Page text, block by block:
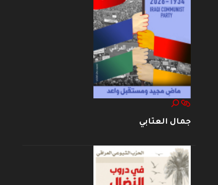
جمال العتابي